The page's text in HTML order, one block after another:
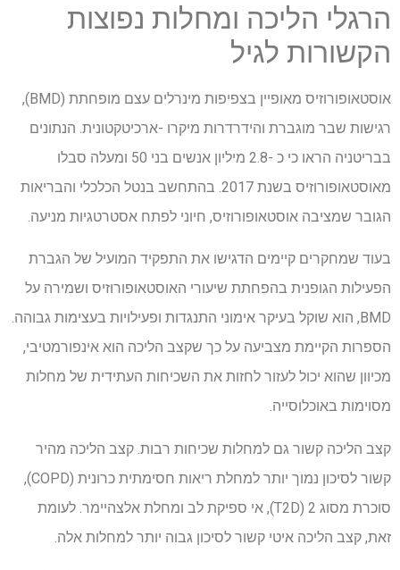
הרגלי הליכה ומחלות נפוצות
הקשורות לגיל
אוסטאופורוזיס מאופיין בצפיפות מינרלים עצם מופחתת (BMD),
רגישות שבר מוגברת והידרדרות מיקרו -ארכיטקטונית. הנתונים
בבריטניה הראו כי כ -2.8 מיליון אנשים בני 50 ומעלה סבלו
מאוסטאופורוזיס בשנת 2017. בהתחשב בנטל הכלכלי והבריאות
הגובר שמציבה אוסטאופורוזיס, חיוני לפתח אסטרטגיות מניעה.
בעוד שמחקרים קיימים הדגישו את התפקיד המועיל של הגברת
הפעילות הגופנית בהפחתת שיעורי האוסטאופורוזיס ושמירה על
BMD, הוא שוקל בעיקר אימוני התנגדות ופעילויות בעצימות גבוהה.
הספרות הקיימת מצביעה על כך שקצב הליכה הוא אינפורמטיבי,
מכיוון שהוא יכול לעזור לחזות את השכיחות העתידית של מחלות
מסוימות באוכלוסייה.
קצב הליכה קשור גם למחלות שכיחות רבות. קצב הליכה מהיר
קשור לסיכון נמוך יותר למחלת ריאות חסימתית כרונית (COPD),
סוכרת מסוג 2 (T2D), אי ספיקת לב ומחלת אלצהיימר. לעומת
זאת, קצב הליכה איטי קשור לסיכון גבוה יותר למחלות אלה.